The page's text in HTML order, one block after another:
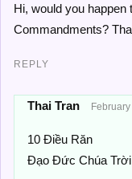
Hi, would you happen
Commandments?
REPLY
Thai Tran
10 Ðiều Răn
Đạo Đức Chúa